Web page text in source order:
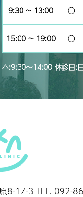
9:30 ~ 13:00 ◯
15:00 ~ 19:00 ◯
△:9:30～14:00 休診日:
8-17-3 TEL. 092-